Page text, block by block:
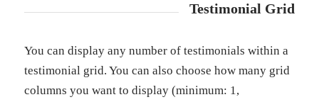
Testimonial Grid
You can display any number of testimonials within a
testimonial grid. You can also choose how many grid
columns you want to display (minimum: 1,